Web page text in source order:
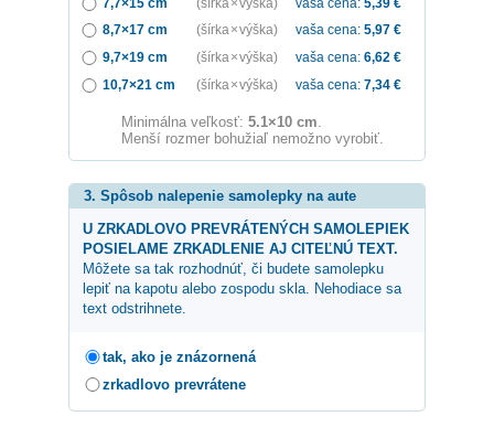
8,7×17 cm
(šírka × výška) vaša cena: 5,97 €
9,7×19 cm
(šírka × výška) vaša cena: 6,62 €
10,7×21 cm
(šírka × výška) vaša cena: 7,34 €
Minimálna veľkosť: 5.1×10 cm.
Menší rozmer bohužiaľ nemožno vyrobiť.
3. Spôsob nalepenie samolepky na aute
U ZRKADLOVO PREVRÁTENÝCH SAMOLEPIEK
POSIELAME ZRKADLENIE AJ CITEĽNÚ TEXT.
Môžete sa tak rozhodnúť, či budete samolepku
lepiť na kapotu alebo zospodu skla. Nehodiace sa
text odstrihnete.
tak, ako je znázornená
zrkadlovo prevrátene